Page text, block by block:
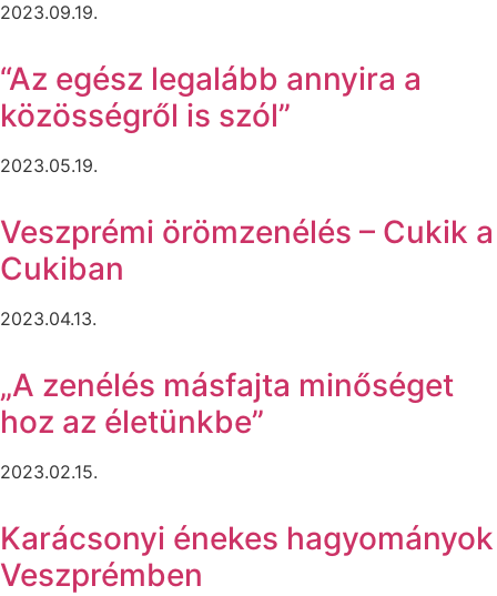
2023.09.19.
“Az egész legalább annyira a
közösségről is szól”
2023.05.19.
Veszprémi örömzenélés – Cukik a
Cukiban
2023.04.13.
„A zenélés másfajta minőséget
hoz az életünkbe”
2023.02.15.
Karácsonyi énekes hagyományok
Veszprémben